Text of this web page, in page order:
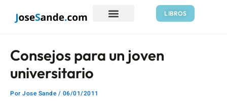
LIBROS
Consejos para un joven
universitario
Por Jose Sande / 06/01/2011
de